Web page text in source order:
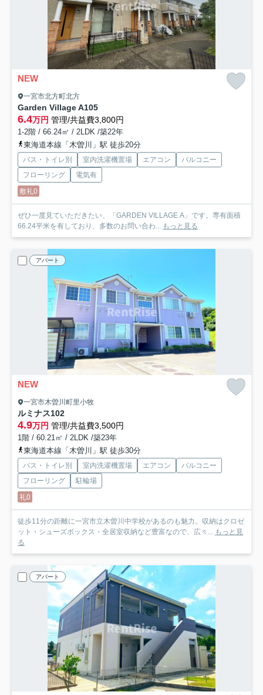
NEW
一宮市北方町北方
Garden Village A105
6.4万円 管理/共益費3,800円
1-2階 / 66.24㎡ / 2LDK /築22年
東海道本線「木曽川」駅 徒歩20分
バス・トイレ別 室内洗濯機置場 エアコン
バルコニー
フローリング
電気有
敷礼0
ぜひ一度見ていただきたい、「GARDEN VILLAGE A」です。専有面積
66.24平米を有しており、多数のお問い合わ... もっと見る
アパート
NEW
一宮市木曽川町里小牧
ルミナス102
4.9万円 管理/共益費3,500円
1階 / 60.21㎡ / 2LDK /築23年
東海道本線「木曽川」駅 徒歩30分
バス・トイレ別 室内洗濯機置場 エアコン
バルコニー
フローリング
駐輪場
礼0
徒歩11分の距離に一宮市立木曽川中学校があるのも魅力。収納はクロゼ
ット・シューズボックス・全居室収納など豊富なので、広々... もっと見
る
アパート